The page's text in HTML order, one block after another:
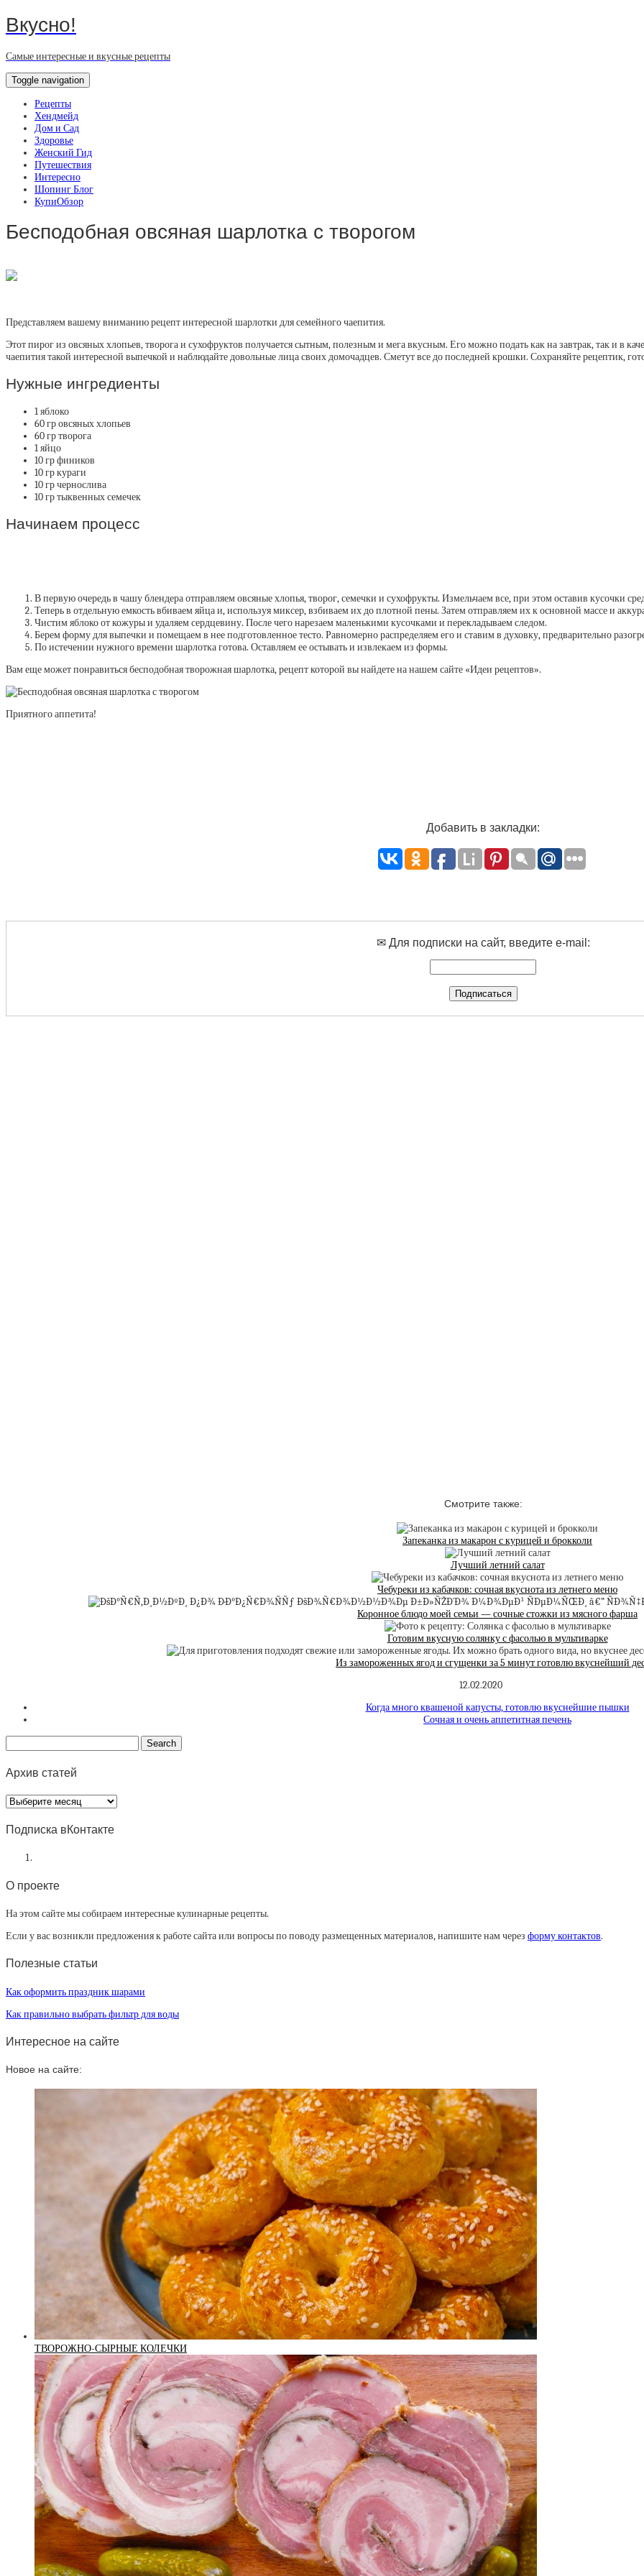
Вкусно!
Самые интересные и вкусные рецепты
Toggle navigation
Рецепты
Хендмейд
Дом и Сад
Здоровье
Женский Гид
Путешествия
Интересно
Шопинг Блог
КупиОбзор
Бесподобная овсяная шарлотка с творогом
Представляем вашему вниманию рецепт интересной шарлотки для семейного чаепития.
Этот пирог из овсяных хлопьев, творога и сухофруктов получается сытным, полезным и мега вкусным. Его можно подать как на завтрак, так и в
чаепития такой интересной выпечкой и наблюдайте довольные лица своих домочадцев. Сметут все до последней крошки. Сохраняйте рецептик,
Нужные ингредиенты
1 яблоко
60 гр овсяных хлопьев
60 гр творога
1 яйцо
10 гр фиников
10 гр кураги
10 гр чернослива
10 гр тыквенных семечек
Начинаем процесс
В первую очередь в чашу блендера отправляем овсяные хлопья, творог, семечки и сухофрукты. Измельчаем все, при этом оставив кусочки
Теперь в отдельную емкость вбиваем яйца и, используя миксер, взбиваем их до плотной пены. Затем отправляем их к основной массе и
Чистим яблоко от кожуры и удаляем сердцевину. После чего нарезаем маленькими кусочками и перекладываем следом.
Берем форму для выпечки и помещаем в нее подготовленное тесто. Равномерно распределяем его и ставим в духовку, предварительно
По истечении нужного времени шарлотка готова. Оставляем ее остывать и извлекаем из формы.
Вам еще может понравиться бесподобная творожная шарлотка, рецепт которой вы найдете на нашем сайте «Идеи рецептов».
Приятного аппетита!
Добавить в закладки:
✉ Для подписки на сайт, введите e-mail:
Смотрите также:
Запеканка из макарон с курицей и брокколи
Лучший летний салат
Чебуреки из кабачков: сочная вкуснота из летнего меню
Коронное блюдо моей семьи — сочные стожки из мясного фарша
Готовим вкусную солянку с фасолью в мультиварке
Из замороженных ягод и сгущенки за 5 минут готовлю вкуснейший
12.02.2020
Когда много квашеной капусты, готовлю вкуснейшие пышки
Сочная и очень аппетитная печень
Архив статей
Архив
статей
Подписка вКонтакте
О проекте
На этом сайте мы собираем интересные кулинарные рецепты.
Если у вас возникли предложения к работе сайта или вопросы по поводу размещенных материалов, напишите нам через форму контактов.
Полезные статьи
Как оформить праздник шарами
Как правильно выбрать фильтр для воды
Интересное на сайте
Новое на сайте:
ТВОРОЖНО-СЫРНЫЕ КОЛЕЧКИ